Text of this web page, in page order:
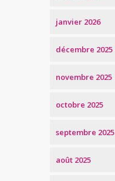
janvier 2026
décembre 2025
novembre 2025
octobre 2025
septembre 2025
août 2025